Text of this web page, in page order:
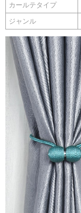
カールテタイプ
ジャンル